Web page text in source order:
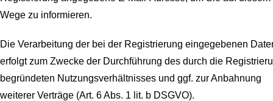
Wege zu informieren.
Die Verarbeitung der bei der Registrierung eingegebenen
erfolgt zum Zwecke der Durchführung des durch die
begründeten Nutzungsverhältnisses und ggf. zur Anbahnung
weiterer Verträge (Art. 6 Abs. 1 lit. b DSGVO).